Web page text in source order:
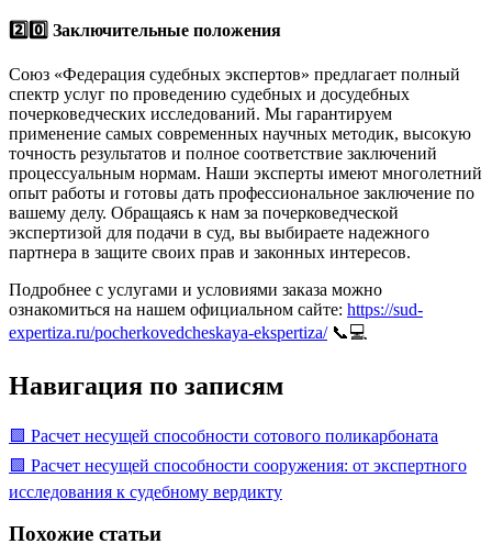
2️⃣0️⃣ Заключительные положения
Союз «Федерация судебных экспертов» предлагает полный
спектр услуг по проведению судебных и досудебных
почерковедческих исследований. Мы гарантируем
применение самых современных научных методик, высокую
точность результатов и полное соответствие заключений
процессуальным нормам. Наши эксперты имеют многолетний
опыт работы и готовы дать профессиональное заключение по
вашему делу. Обращаясь к нам за почерковедческой
экспертизой для подачи в суд, вы выбираете надежного
партнера в защите своих прав и законных интересов.
Подробнее с услугами и условиями заказа можно
ознакомиться на нашем официальном сайте: https://sud-
expertiza.ru/pocherkovedcheskaya-ekspertiza/📞💻
Навигация по записям
🟩 Расчет несущей способности сотового поликарбоната
🟩 Расчет несущей способности сооружения: от экспертного
исследования к судебному вердикту
Похожие статьи